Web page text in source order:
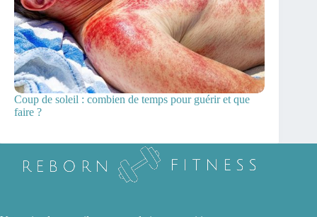
Coup de soleil : combien de temps pour guérir et que
faire ?